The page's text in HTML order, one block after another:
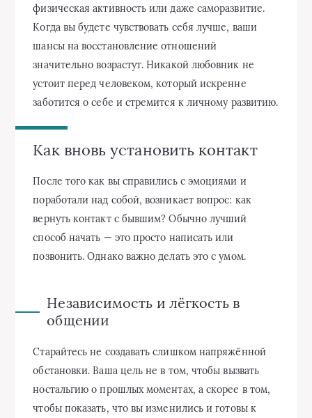
физическая активность или даже саморазвитие.
Когда вы будете чувствовать себя лучше, ваши
шансы на восстановление отношений
значительно возрастут. Никакой любовник не
устоит перед человеком, который искренне
заботится о себе и стремится к личному развитию.
Как вновь установить контакт
После того как вы справились с эмоциями и
поработали над собой, возникает вопрос: как
вернуть контакт с бывшим? Обычно лучший
способ начать — это просто написать или
позвонить. Однако важно делать это с умом.
Независимость и лёгкость в
общении
Старайтесь не создавать слишком напряжённой
обстановки. Ваша цель не в том, чтобы вызвать
ностальгию о прошлых моментах, а скорее в том,
чтобы показать, что вы изменились и готовы к